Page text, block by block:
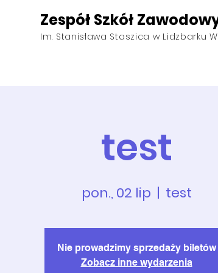
Zespół Szkół
Im. Stanisława Staszica w Lidzbarku
test
pon., 02 lip
  |
test
Nie prowadzimy sprzedaży biletów
Zobacz inne wydarzenia